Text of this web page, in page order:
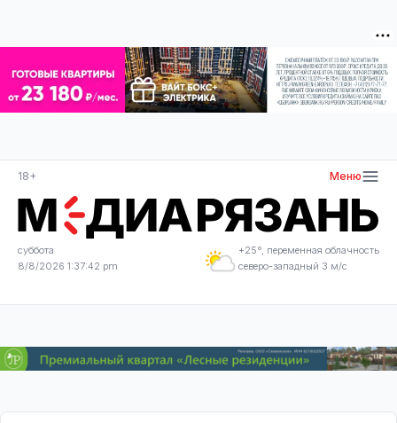
18+ Меню
суббота
8/8/2026 1:37:42 pm
+25°, переменная облачность
северо-западный 3 м/с